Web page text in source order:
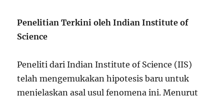
Penelitian Terkini oleh Indian Institute of
Science
Peneliti dari Indian Institute of Science (IIS)
telah mengemukakan hipotesis baru untuk
menjelaskan asal usul fenomena ini. Menurut